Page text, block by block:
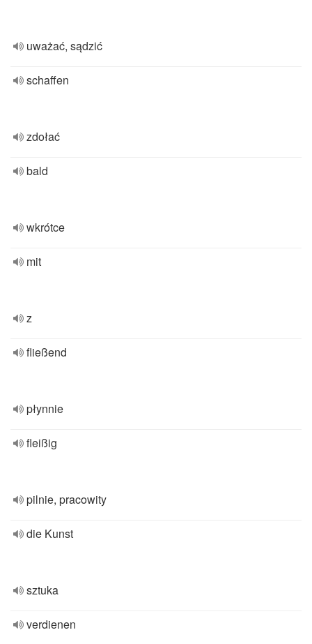
uważać, sądzić
schaffen
zdołać
bald
wkrótce
mit
z
fließend
płynnie
fleißig
pilnie, pracowity
die Kunst
sztuka
verdienen